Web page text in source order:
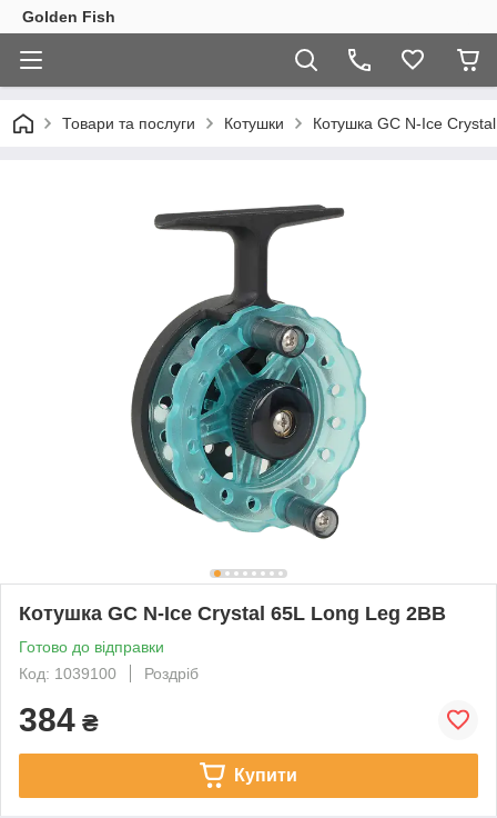
Golden Fish
Товари та послуги Котушки Котушка GC N-Ice
Котушка GC N-Ice Crystal 65L Long Leg 2BB
Готово до відправки
Код: 1039100
Роздріб
384 ₴
Купити